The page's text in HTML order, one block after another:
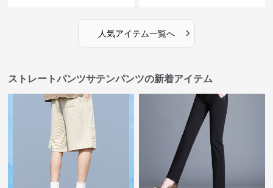
人気アイテム一覧へ ›
ストレートパンツサテンパンツの新着アイテム